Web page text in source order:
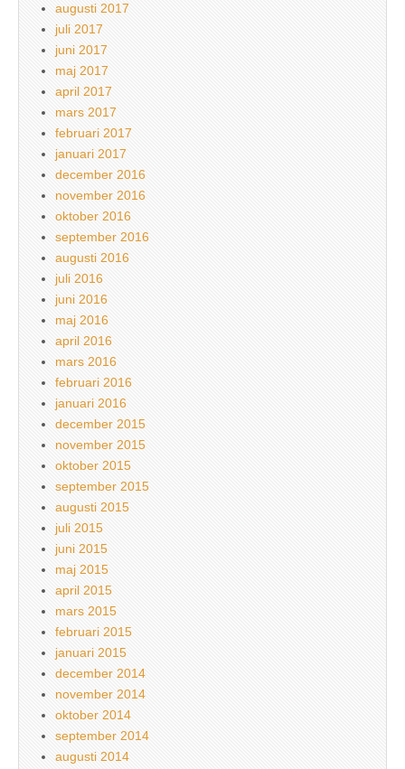
augusti 2017
juli 2017
juni 2017
maj 2017
april 2017
mars 2017
februari 2017
januari 2017
december 2016
november 2016
oktober 2016
september 2016
augusti 2016
juli 2016
juni 2016
maj 2016
april 2016
mars 2016
februari 2016
januari 2016
december 2015
november 2015
oktober 2015
september 2015
augusti 2015
juli 2015
juni 2015
maj 2015
april 2015
mars 2015
februari 2015
januari 2015
december 2014
november 2014
oktober 2014
september 2014
augusti 2014